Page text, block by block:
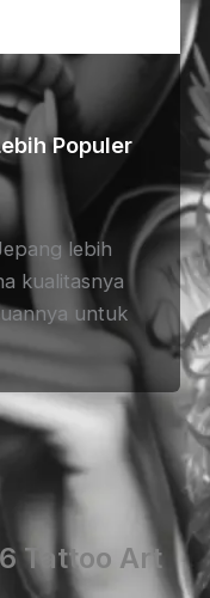
Populer
lebih
kualitasnya
untuk
Tattoo Art